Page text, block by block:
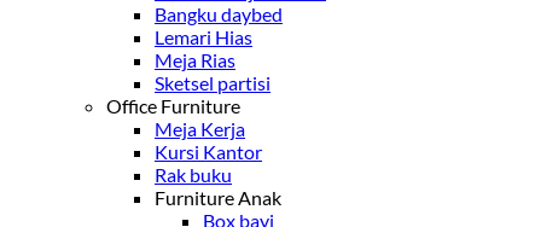
Bangku daybed
Lemari Hias
Meja Rias
Sketsel partisi
Office Furniture
Meja Kerja
Kursi Kantor
Rak buku
Furniture Anak
Box bayi